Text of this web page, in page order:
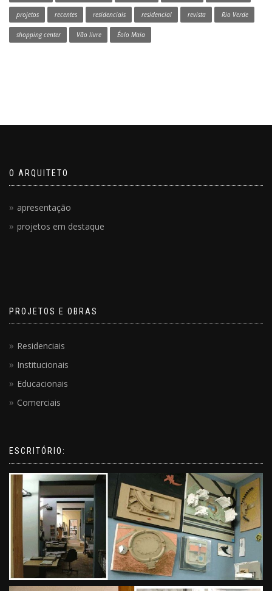
projetos recentes residenciais residencial revista Rio Verde
shopping center Vão livre Éolo Maia
O ARQUITETO
apresentação
projetos em destaque
PROJETOS E OBRAS
Residenciais
Institucionais
Educacionais
Comerciais
ESCRITÓRIO: